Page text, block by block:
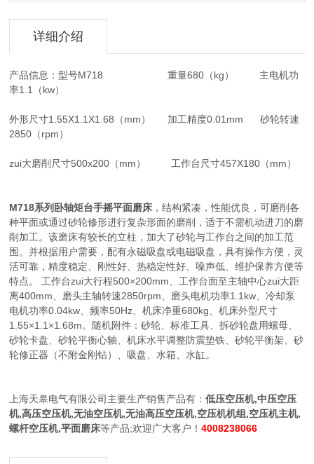
详细介绍
产品信息：型号M718 重量680（kg） 主电机功
率1.1（kw）
外形尺寸1.55X1.1X1.68（mm） 加工精度0.01mm 砂轮转速
2850（rpm）
zui大磨削尺寸500x200（mm） 工作台尺寸457X180（mm）
M718系列卧轴矩台手摇平面磨床 ，结构紧凑，性能优良，可磨削各
种平面或通过砂轮修形进行复杂形面的磨削，适于不需机动进刀的磨
削加工。该磨床有较长的立柱，加大了砂轮与工作台之间的加工范
围。并根据用户需要，配有永磁吸盘或电磁吸盘，具有操作方便，灵
活可靠，精度稳定、刚性好、热稳定性好、噪声低、维护保养方便等
特点。 工作台zui大行程500×200mm、工作台面至主轴中心zui大距
离400mm、磨头主轴转速2850rpm、磨头电机功率1.1kw、冷却泵
电机功率0.04kw、频率50Hz、机床净重680kg、机床外型尺寸
1.55×1.1×1.68m。随机附件：砂轮、标准工具、拆砂轮盘用螺母、
砂轮卡盘、砂轮平衡心轴、机床水平调整防震垫铁、砂轮平衡架、砂
轮修正器（不附金刚钻）、吸盘、水箱、水缸。
上海天皋电气有限公司主要生产销售产品有：低压空压机,中压空压
机,高压空压机,无油空压机,无油高压空压机,空压机机组,空压机主机,
螺杆空压机,平面磨床等产品;欢迎广大客户！4008238066